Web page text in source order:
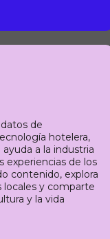
de
hotelera,
a la industria
experiencias de los
contenido, explora
locales y comparte
y la vida